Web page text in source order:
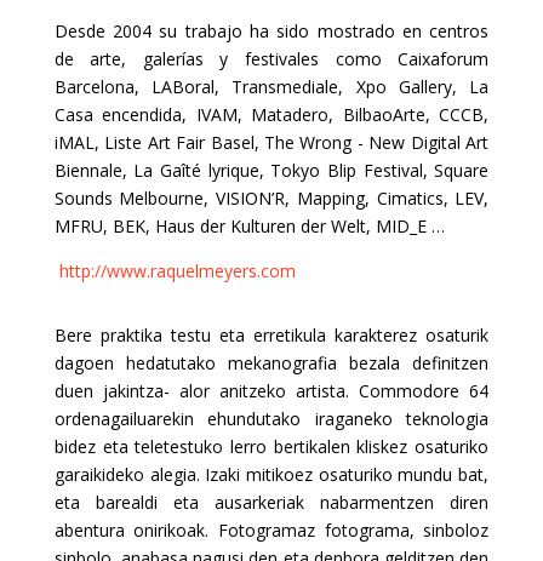
Desde 2004 su trabajo ha sido mostrado en centros
de arte, galerías y festivales como Caixaforum
Barcelona, LABoral, Transmediale, Xpo Gallery, La
Casa encendida, IVAM, Matadero, BilbaoArte, CCCB,
iMAL, Liste Art Fair Basel, The Wrong - New Digital Art
Biennale, La Gaîté lyrique, Tokyo Blip Festival, Square
Sounds Melbourne, VISION’R, Mapping, Cimatics, LEV,
MFRU, BEK, Haus der Kulturen der Welt, MID_E …
http://www.raquelmeyers.com
Bere praktika testu eta erretikula karakterez osaturik
dagoen hedatutako mekanografia bezala definitzen
duen jakintza- alor anitzeko artista. Commodore 64
ordenagailuarekin ehundutako iraganeko teknologia
bidez eta teletestuko lerro bertikalen kliskez osaturiko
garaikideko alegia. Izaki mitikoez osaturiko mundu bat,
eta barealdi eta ausarkeriak nabarmentzen diren
abentura onirikoak. Fotogramaz fotograma, sinboloz